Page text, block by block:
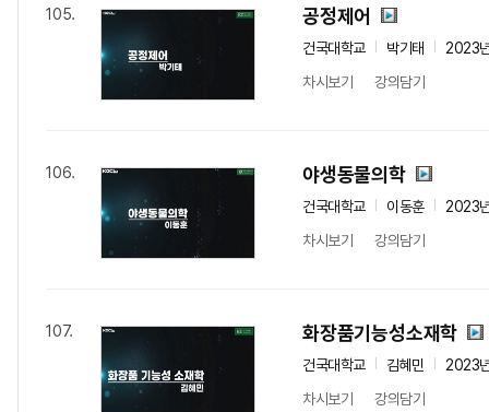
105. 공정제어
건국대학교 박기태
2023
차시보기
강의담기
106. 야생동물의학
건국대학교 이동훈
2023
차시보기
강의담기
107. 화장품기능성소재학
건국대학교 김혜민
2023
차시보기
강의담기